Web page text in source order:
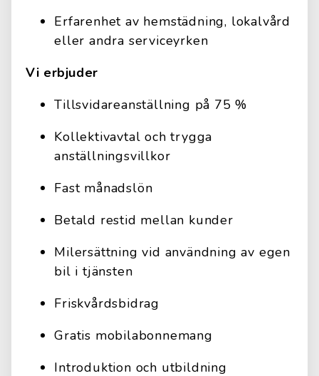
Erfarenhet av hemstädning, lokalvård
eller andra serviceyrken
Vi erbjuder
Tillsvidareanställning på 75 %
Kollektivavtal och trygga
anställningsvillkor
Fast månadslön
Betald restid mellan kunder
Milersättning vid användning av egen
bil i tjänsten
Friskvårdsbidrag
Gratis mobilabonnemang
Introduktion och utbildning